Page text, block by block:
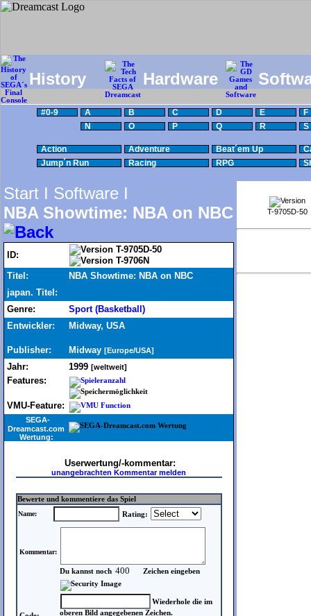
History Hardware
#0-9 A B C D E
F
N
O P Q R S
Action Adventure Beat´em Up
Jump´n Run
Racing RPG
Start I Software I
NBA Showtime: NBA on NBC
ID:
T-9705D-50
T-9706N
Titel:
NBA Showtime: NBA on NBC
japan. Titel:
Genre:
Sport (Basketball)
Entwickler:
Midway, USA
Publisher: Midway [Europe/USA]
Jahr: 1999 [weltweit]
Features:
VMU-Feature:
SEGA-
Dreamcast.com
Wertung:
Userwertung/-kommentar:
unangebrachten Kommentar melden
Bewerte und kommentiere das Spiel
Name:
Rating:
Kommentar:
Du kannst noch Zeichen eingeben
Wiederhole die im
oberen Bild angegebenen Zeichen.
T-9705D-50